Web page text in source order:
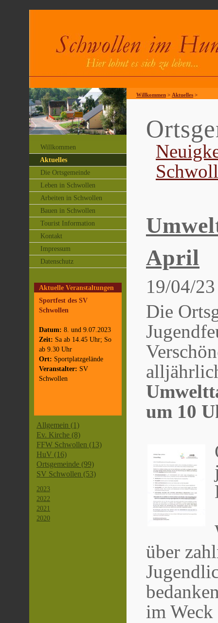
Willkommen
Aktuelles
Die Ortsgemeinde
Leben in Schwollen
Arbeiten in Schwollen
Bauen in Schwollen
Tourist Information
Kontakt
Impressum
Datenschutz
Aktuelle Veranstaltungen
Sportfest des SV
Schwollen
Datum: 8. und 9.07.2023
Zeit: Sa ab 14.45 Uhr; So
ab 9.30 Uhr
Ort: Sportplatzgelände
Veranstalter: SV
Schwollen
Allgemein (1)
Ev. Kirche (8)
FFW Schwollen (13)
HuV (16)
Ortsgemeinde (99)
SV Schwollen (53)
2023
2022
2021
2020
Willkommen > Aktuelles >
April
19/04/
Die
um 10
über
im Weck